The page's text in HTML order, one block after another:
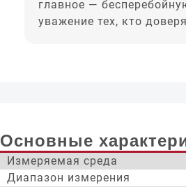
главное —
уважение тех, кто
Основные
Измеряемая среда
Диапазон измерения